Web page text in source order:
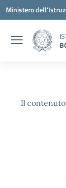
Vai ai contenuti
Vai al menu di
Vai al footer
Ministero
Il